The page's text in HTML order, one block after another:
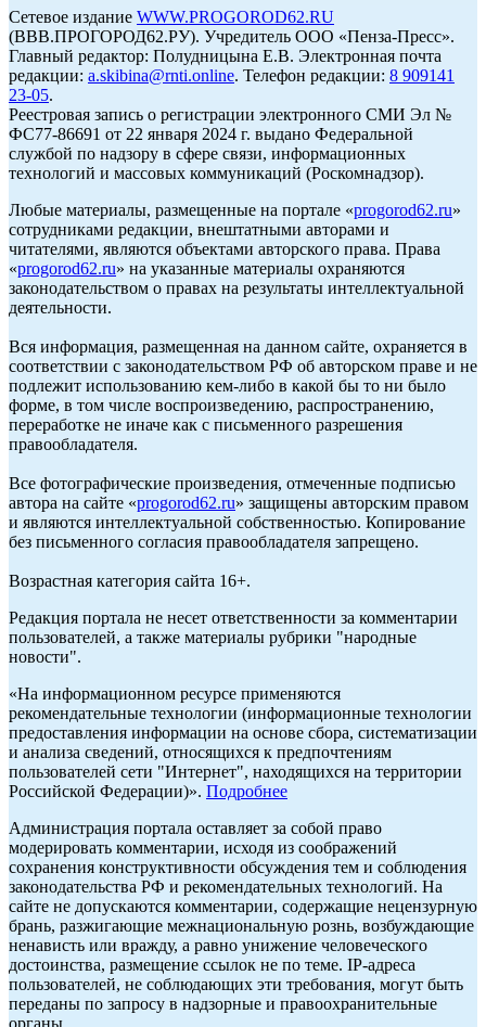
Сетевое издание WWW.PROGOROD62.RU
(ВВВ.ПРОГОРОД62.РУ). Учредитель ООО «Пенза-Пресс».
Главный редактор: Полудницына Е.В. Электронная почта
редакции: a.skibina@rnti.online. Телефон редакции: 8 909141
23-05.
Реестровая запись о регистрации электронного СМИ Эл №
ФС77-86691 от 22 января 2024 г. выдано Федеральной
службой по надзору в сфере связи, информационных
технологий и массовых коммуникаций (Роскомнадзор).
Любые материалы, размещенные на портале «progorod62.ru»
сотрудниками редакции, внештатными авторами и
читателями, являются объектами авторского права. Права
«progorod62.ru» на указанные материалы охраняются
законодательством о правах на результаты интеллектуальной
деятельности.
Вся информация, размещенная на данном сайте, охраняется в
соответствии с законодательством РФ об авторском праве и не
подлежит использованию кем-либо в какой бы то ни было
форме, в том числе воспроизведению, распространению,
переработке не иначе как с письменного разрешения
правообладателя.
Все фотографические произведения, отмеченные подписью
автора на сайте «progorod62.ru» защищены авторским правом
и являются интеллектуальной собственностью. Копирование
без письменного согласия правообладателя запрещено.
Возрастная категория сайта 16+.
Редакция портала не несет ответственности за комментарии
пользователей, а также материалы рубрики "народные
новости".
«На информационном ресурсе применяются
рекомендательные технологии (информационные технологии
предоставления информации на основе сбора, систематизации
и анализа сведений, относящихся к предпочтениям
пользователей сети "Интернет", находящихся на территории
Российской Федерации)». Подробнее
Администрация портала оставляет за собой право
модерировать комментарии, исходя из соображений
сохранения конструктивности обсуждения тем и соблюдения
законодательства РФ и рекомендательных технологий. На
сайте не допускаются комментарии, содержащие нецензурную
брань, разжигающие межнациональную рознь, возбуждающие
ненависть или вражду, а равно унижение человеческого
достоинства, размещение ссылок не по теме. IP-адреса
пользователей, не соблюдающих эти требования, могут быть
переданы по запросу в надзорные и правоохранительные